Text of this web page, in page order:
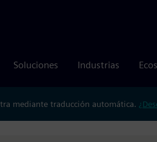
Soluciones Industrias
mediante traducción automática.